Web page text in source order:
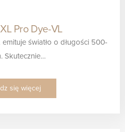
Pro Dye-VL
światło o długości 500-
Skutecznie…
się więcej